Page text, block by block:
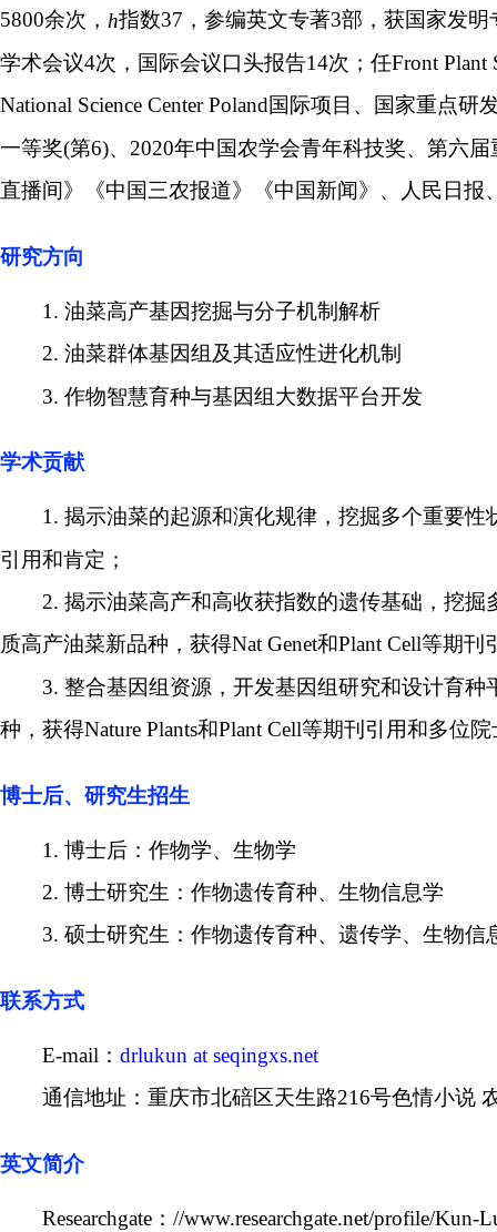
5800余次， h指数37 ，参编英文专著3部，获国家发明
学术会议4次，国际会议口头报告14次；任Front Plant
National Science Center Poland国际项目、国家重点研
一等奖(第6)、 2020年中国农学会青年科技奖、第六
直播间》《中国三农报道》《中国新闻》、人民日
研究方向
1. 油菜高产基因挖掘与分子机制解析
2. 油菜群体基因组及其适应性进化机制
3. 作物智慧育种与基因组大数据平台开发
学术贡献
1. 揭示油菜的起源和演化规律，挖掘多个重要
引用和肯定；
2. 揭示油菜高产和高收获指数的遗传基础，挖
质高产油菜新品种，获得Nat Genet和Plant Cell等期刊
3. 整合基因组资源，开发基因组研究和设计育
种，获得Nature Plants和Plant Cell等期刊引用和多位
博士后、研究生招生
1. 博士后：作物学、生物学
2. 博士研究生：作物遗传育种、生物信息学
3. 硕士研究生：作物遗传育种、遗传学、生物
联系方式
E-mail： drlukun at seqingxs.net
通信地址：重庆市北碚区天生路216号色情小说
英文简介
Researchgate： //www.researchgate.net/profile/Kun-